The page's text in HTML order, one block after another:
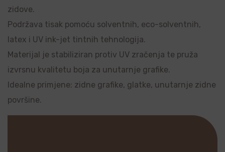
zidove.
Podržava tisak pomoću solventnih, eco-solventnih,
latex i UV ink-jet tintnih tehnologija.
Materijal je stabiliziran protiv UV zračenja te pruža
izvrsnu kvalitetu boja za unutarnje grafike.
Idealne primjene: zidne grafike, glatke, unutarnje zidne
površine.